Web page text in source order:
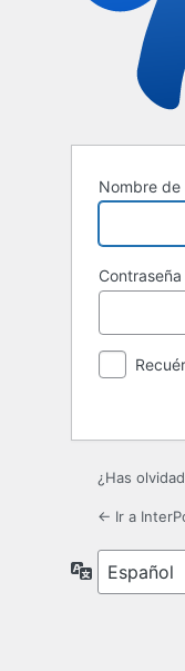
Nombre de
Contraseña
¿Has
← Ir a
Idioma